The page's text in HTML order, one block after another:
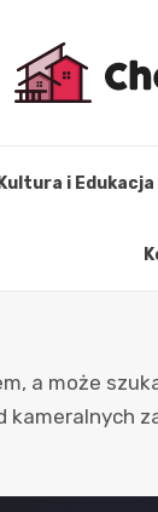
Kultura i Edukacja
a może